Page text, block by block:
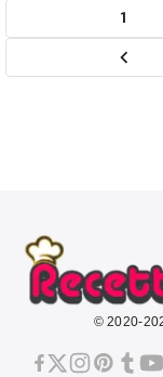
1
© 2020-